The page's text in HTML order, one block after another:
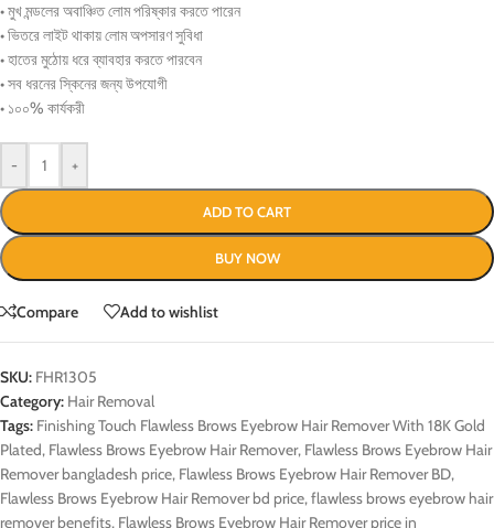
• মুখ মন্ডলের অবাঞ্চিত লোম পরিষ্কার করতে পারেন
• ভিতরে লাইট থাকায় লোম অপসারণ সুবিধা
• হাতের মুঠোয় ধরে ব্যাবহার করতে পারবেন
• সব ধরনের স্কিনের জন্য উপযোগী
• ১০০% কার্যকরী
- +
ADD TO CART
BUY NOW
Compare Add to wishlist
SKU: FHR1305
Category: Hair Removal
Tags: Finishing Touch Flawless Brows Eyebrow Hair Remover With 18K Gold
Plated, Flawless Brows Eyebrow Hair Remover, Flawless Brows Eyebrow Hair
Remover bangladesh price, Flawless Brows Eyebrow Hair Remover BD,
Flawless Brows Eyebrow Hair Remover bd price,flawless brows eyebrow hair
remover benefits, Flawless Brows Eyebrow Hair Remover price in